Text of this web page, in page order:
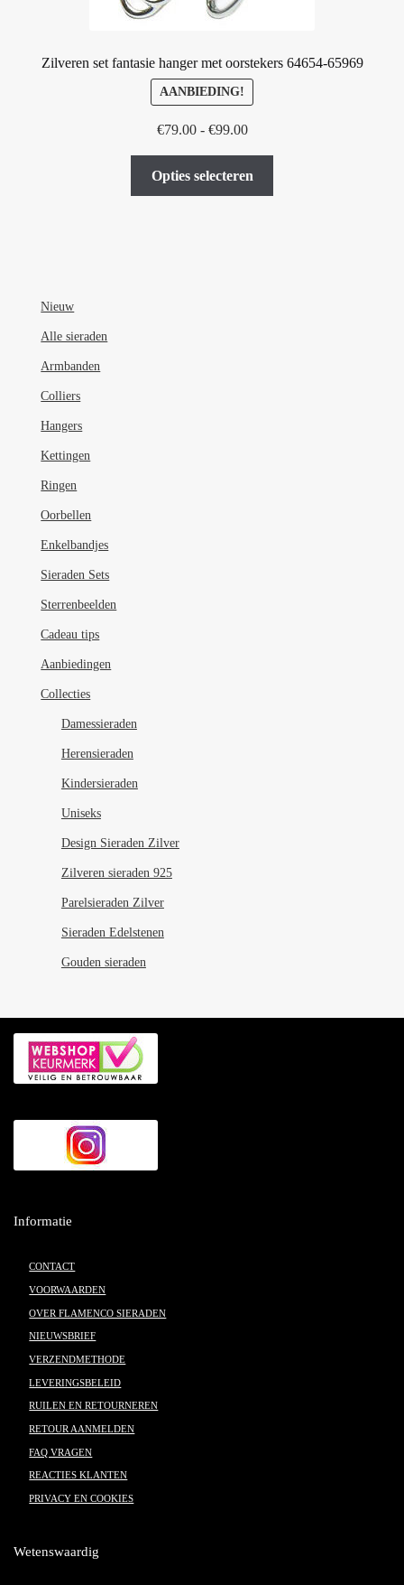
Zilveren set fantasie hanger met oorstekers 64654-65969
AANBIEDING!
€79.00 - €99.00Prijsklasse:
tot
€99.00
Opties selecteren
Nieuw
Alle sieraden
Armbanden
Colliers
Hangers
Kettingen
Ringen
Oorbellen
Enkelbandjes
Sieraden Sets
Sterrenbeelden
Cadeau tips
Aanbiedingen
Collecties
Damessieraden
Herensieraden
Kindersieraden
Uniseks
Design Sieraden Zilver
Zilveren sieraden 925
Parelsieraden Zilver
Sieraden Edelstenen
Gouden sieraden
Informatie
CONTACT
VOORWAARDEN
OVER FLAMENCO SIERADEN
NIEUWSBRIEF
VERZENDMETHODE
LEVERINGSBELEID
RUILEN EN RETOURNEREN
RETOUR AANMELDEN
FAQ VRAGEN
REACTIES KLANTEN
PRIVACY EN COOKIES
Wetenswaardig